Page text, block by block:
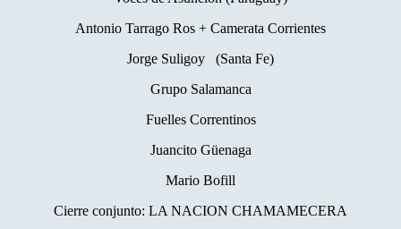
Antonio Tarrago Ros + Camerata Corrientes
Jorge Suligoy (Santa Fe)
Grupo Salamanca
Fuelles Correntinos
Juancito Güenaga
Mario Bofill
Cierre conjunto: LA NACION CHAMAMECERA